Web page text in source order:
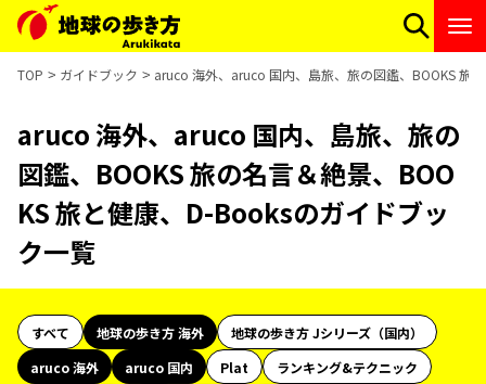
TOP ガイドブック aruco 海外、aruco 国内、島旅、旅の図鑑、BOOKS 旅
aruco 海外、aruco 国内、島旅、旅の
図鑑、BOOKS 旅の名言＆絶景、BOO
KS 旅と健康、D-Booksのガイドブッ
ク一覧
すべて 地球の歩き方 海外
地球の歩き方 Jシリーズ（国内）
aruco 海外
aruco 国内 Plat
ランキング&テクニック